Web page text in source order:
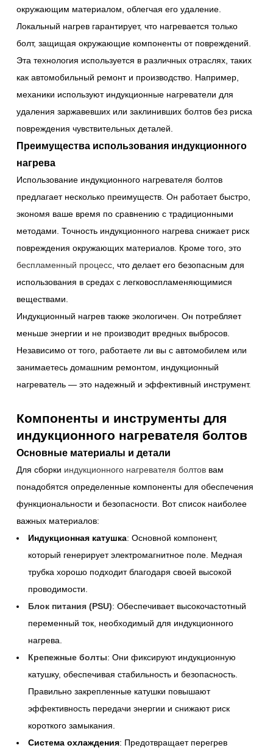
окружающим материалом, облегчая его удаление.
Локальный нагрев гарантирует, что нагревается только
болт, защищая окружающие компоненты от повреждений.
Эта технология используется в различных отраслях, таких
как автомобильный ремонт и производство. Например,
механики используют индукционные нагреватели для
удаления заржавевших или заклинивших болтов без риска
повреждения чувствительных деталей.
Преимущества использования индукционного
нагрева
Использование индукционного нагревателя болтов
предлагает несколько преимуществ. Он работает быстро,
экономя ваше время по сравнению с традиционными
методами. Точность индукционного нагрева снижает риск
повреждения окружающих материалов. Кроме того, это
беспламенный процесс , что делает его безопасным для
использования в средах с легковоспламеняющимися
веществами.
Индукционный нагрев также экологичен. Он потребляет
меньше энергии и не производит вредных выбросов.
Независимо от того, работаете ли вы с автомобилем или
занимаетесь домашним ремонтом, индукционный
нагреватель — это надежный и эффективный инструмент.
Компоненты и инструменты для
индукционного нагревателя болтов
Основные материалы и детали
Для сборки индукционного нагревателя болтов вам
понадобятся определенные компоненты для обеспечения
функциональности и безопасности. Вот список наиболее
важных материалов:
Индукционная катушка: Основной компонент,
который генерирует электромагнитное поле. Медная
трубка хорошо подходит благодаря своей высокой
проводимости.
Блок питания (PSU): Обеспечивает высокочастотный
переменный ток, необходимый для индукционного
нагрева.
Крепежные болты: Они фиксируют индукционную
катушку, обеспечивая стабильность и безопасность.
Правильно закрепленные катушки повышают
эффективность передачи энергии и снижают риск
короткого замыкания.
Система охлаждения: Предотвращает перегрев